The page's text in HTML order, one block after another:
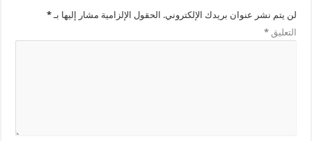
لن يتم نشر عنوان بريدك الإلكتروني. الحقول الإلزامية مشار إليها بـ*
التعليق*